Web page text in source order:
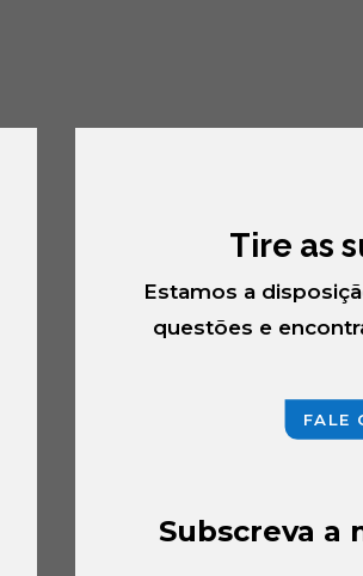
Tire as
Estamos a
questões e
FALE
Subscreva a